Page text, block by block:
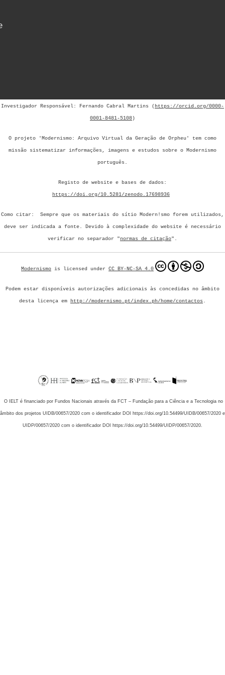
Investigador Responsável: Fernando Cabral Martins ( https://orcid.org/0000-
0001-8481-5108)
O projeto 'Modernismo: Arquivo Virtual da Geração de Orpheu' tem como
missão sistematizar informações, imagens e estudos sobre o Modernismo
português.
Registo de website e bases de dados:
https://doi.org/10.5281/zenodo.17698936
Como citar: Sempre que os materiais do sítio Modern!smo forem utilizados,
deve ser indicada a fonte. Devido à complexidade do website é necessário
verificar no separador "normas de citação".
Modernismo is licensed under CC BY-NC-SA 4.0
Podem estar disponíveis autorizações adicionais às concedidas no âmbito
desta licença em http://modernismo.pt/index.ph/home/contactos .
O IELT é financiado por Fundos Nacionais através da FCT – Fundação para a Ciência e a Tecnologia no
âmbito dos projetos UIDB/00657/2020 com o identificador DOI https://doi.org/10.54499/UIDB/00657/2020 e
UIDP/00657/2020 com o identificador DOI https://doi.org/10.54499/UIDP/00657/2020.